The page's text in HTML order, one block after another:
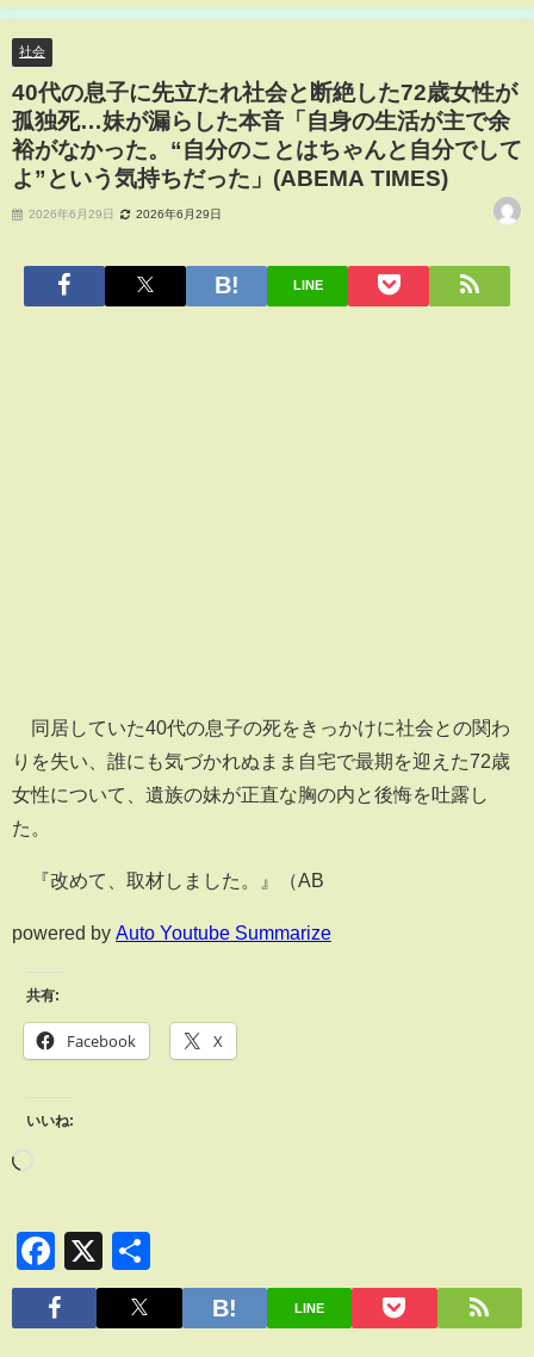
漏らした本音「自身の生活が主で余裕がなかった。“自分のことはちゃんと自分でして
社会
40代の息子に先立たれ社会と断絶した72歳女性が
孤独死…妹が漏らした本音「自身の生活が主で余
裕がなかった。“自分のことはちゃんと自分でして
よ”という気持ちだった」(ABEMA TIMES)
2026年6月29日 2026年6月29日
LINE
同居していた40代の息子の死をきっかけに社会との関わ
りを失い、誰にも気づかれぬまま自宅で最期を迎えた72歳
女性について、遺族の妹が正直な胸の内と後悔を吐露し
た。
『改めて、取材しました。』（AB
powered by Auto Youtube Summarize
共有:
Facebook X
いいね:
Facebook
X
有
LINE